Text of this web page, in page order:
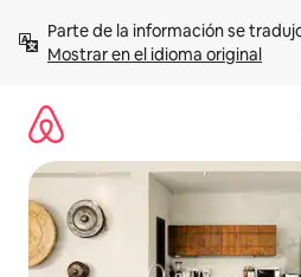
contenidoMostrar en el idioma original